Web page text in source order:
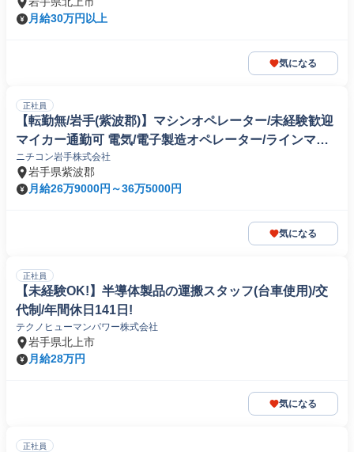
月給30万円以上
気になる
正社員
【転勤無/岩手(紫波郡)】マシンオペレーター/未経験歓迎
マイカー通勤可 電気/電子製造オペレーター/ラインマネ
ージャー
ニチコン岩手株式会社
岩手県紫波郡
月給26万9000円～36万5000円
気になる
正社員
【未経験OK!】半導体製品の運搬スタッフ(台車使用)/交
代制/年間休日141日!
テクノヒューマンパワー株式会社
岩手県北上市
月給28万円
気になる
正社員